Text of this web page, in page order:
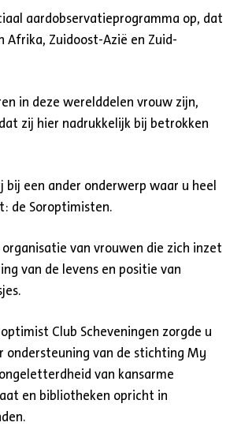
aardobservatieprogramma op, dat
Afrika, Zuidoost-Azië en Zuid-
in deze werelddelen vrouw zijn,
zij hier nadrukkelijk bij betrokken
bij een ander onderwerp waar u heel
de Soroptimisten.
van vrouwen die zich inzet
van de levens en positie van
Club Scheveningen zorgde u
ondersteuning van de stichting My
van kansarme
en bibliotheken opricht in